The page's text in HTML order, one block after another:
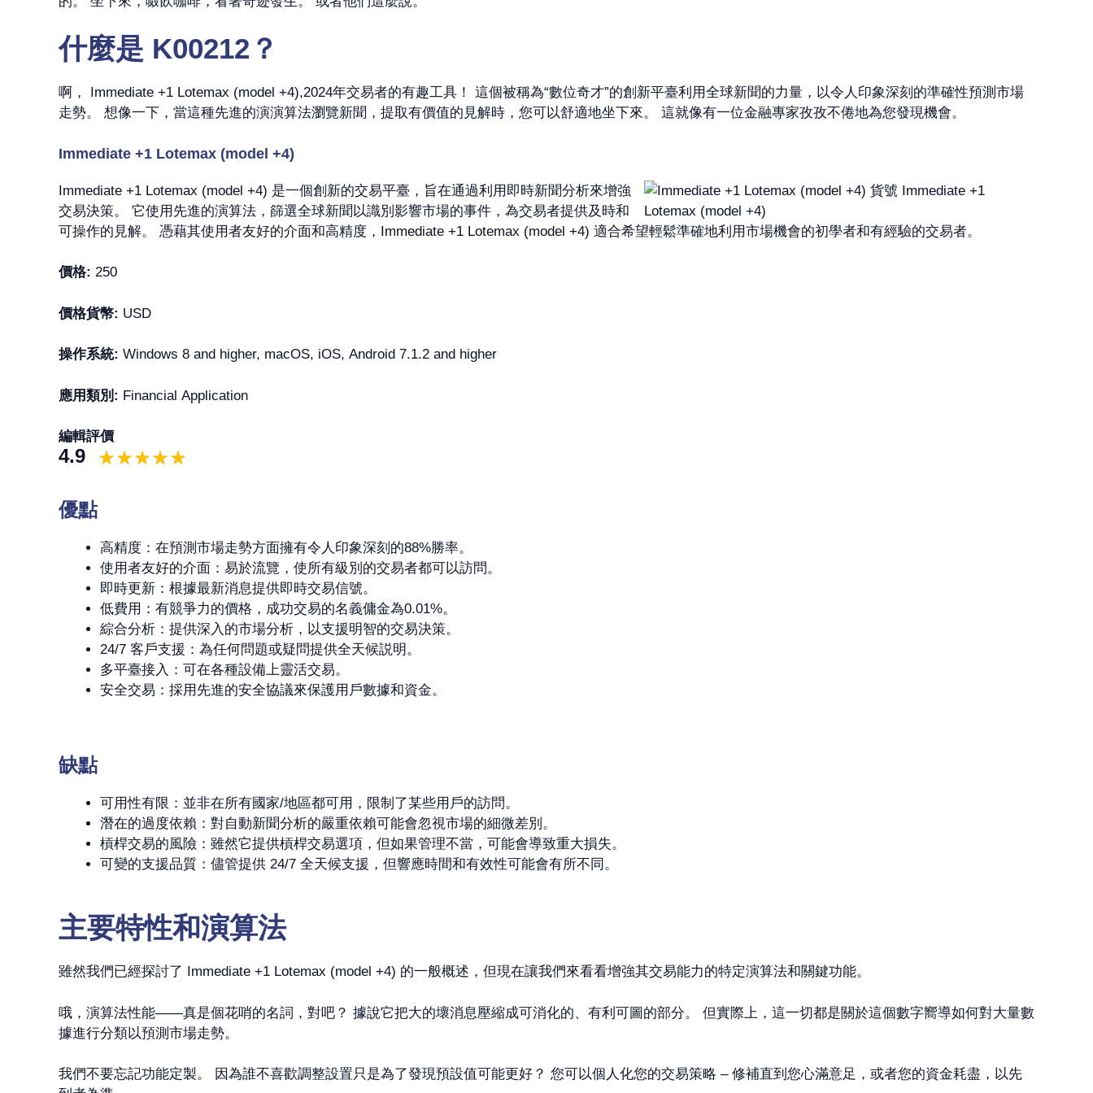
什麼是 K00212 ？
啊， Immediate +1 Lotemax (model +4),2024年交易者的有趣工具！ 這個被稱為“數位奇才”的創新平臺利用全球新聞的力量，以令人印象深刻的準確性預測市場
走勢。 想像一下，當這種先進的演演算法瀏覽新聞，提取有價值的見解時，您可以舒適地坐下來。 這就像有一位金融專家孜孜不倦地為您發現機會。
Immediate +1 Lotemax (model +4)
Immediate +1 Lotemax (model +4) 是一個創新的交易平臺，旨在通過利用即時新聞分析來增強
交易決策。 它使用先進的演算法，篩選全球新聞以識別影響市場的事件，為交易者提供及時和
可操作的見解。 憑藉其使用者友好的介面和高精度，Immediate +1 Lotemax (model +4) 適合希望輕鬆準確地利用市場機會的初學者和有經驗的交易者。
價格: 250
價格貨幣: USD
操作系統: Windows 8 and higher, macOS, iOS, Android 7.1.2 and higher
應用類別: Financial Application
編輯評價
4.9
優點
高精度：在預測市場走勢方面擁有令人印象深刻的88%勝率。
使用者友好的介面：易於流覽，使所有級別的交易者都可以訪問。
即時更新：根據最新消息提供即時交易信號。
低費用：有競爭力的價格，成功交易的名義傭金為0.01%。
綜合分析：提供深入的市場分析，以支援明智的交易決策。
24/7 客戶支援：為任何問題或疑問提供全天候説明。
多平臺接入：可在各種設備上靈活交易。
安全交易：採用先進的安全協議來保護用戶數據和資金。
缺點
可用性有限：並非在所有國家/地區都可用，限制了某些用戶的訪問。
潛在的過度依賴：對自動新聞分析的嚴重依賴可能會忽視市場的細微差別。
槓桿交易的風險：雖然它提供槓桿交易選項，但如果管理不當，可能會導致重大損失。
可變的支援品質：儘管提供 24/7 全天候支援，但響應時間和有效性可能會有所不同。
主要特性和演算法
雖然我們已經探討了 Immediate +1 Lotemax (model +4) 的一般概述，但現在讓我們來看看增強其交易能力的特定演算法和關鍵功能。
哦，演算法性能——真是個花哨的名詞，對吧？ 據說它把大的壞消息壓縮成可消化的、有利可圖的部分。 但實際上，這一切都是關於這個數字嚮導如何對大量數
據進行分類以預測市場走勢。
我們不要忘記功能定製。 因為誰不喜歡調整設置只是為了發現預設值可能更好？ 您可以個人化您的交易策略 – 修補直到您心滿意足，或者您的資金耗盡，以先